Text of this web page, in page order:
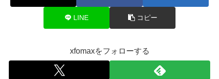
LINE コピー
xfomaxをフォローする